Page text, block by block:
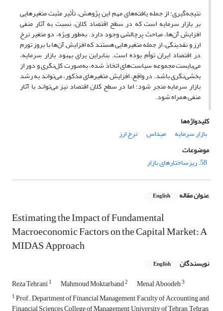
نتیجه‌گیری: از جمله یافته‌های مهم این پژوهش، تأثیر مثبت متغیرهایی
بر بازار سرمایه است که در سطح اقتصاد کلان، نسبت به آثار منفی
افزایش آن‌ها، مباحث پرچالشی وجود دارد. به‌طور ویژه، دو متغیر نرخ
ارز و نقدینگی، از جمله متغیرهایی هستند که افزایش آن‌ها با بروز تورم
در اقتصاد ایران توأم بوده است. بنابراین برای بهبود بازار سرمایه،
می‌بایست مجموعه سیاست‌های اتخاذ شده، به‌صورت کل‌نگری و دور از
بخشی‌نگری باشد. در واقع، افزایش متغیرهای مذکور، می‌تواند به رشد
بازار سرمایه منجر شود؛ اما در سطح کلان اقتصاد نیز می‌تواند با آثار
منفی همراه شود.
کلیدواژه‌ها
بازار سرمایه
میداس
نرخ ارز
موضوعات
58. ریزساختارهای بازار
عنوان مقاله English
Estimating the Impact of Fundamental
Macroeconomic Factors on the Capital Market: A
MIDAS Approach
نویسندگان English
Reza Tehrani1 Mahmoud Moktarband2 Menal Aboodeh3
1Prof., Department of Financial Management, Faculty of Accounting and